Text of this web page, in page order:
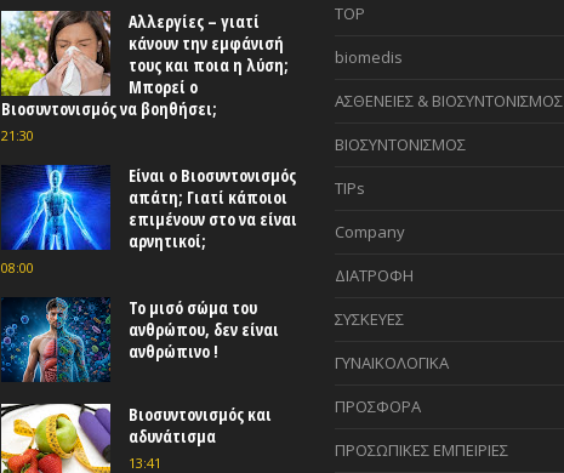
Αλλεργίες – γιατί
κάνουν την εμφάνισή
τους και ποια η λύση;
Μπορεί ο
Βιοσυντονισμός να βοηθήσει;
21:30
Είναι ο Βιοσυντονισμός
απάτη; Γιατί κάποιοι
επιμένουν στο να είναι
αρνητικοί;
08:00
Το μισό σώμα του
ανθρώπου, δεν είναι
ανθρώπινο !
Βιοσυντονισμός και
αδυνάτισμα
13:41
TOP
biomedis
ΑΣΘΕΝΕΙΕΣ & ΒΙΟΣΥΝΤΟΝΙΣΜΟΣ
ΒΙΟΣΥΝΤΟΝΙΣΜΟΣ
TIPs
Company
ΔΙΑΤΡΟΦΗ
ΣΥΣΚΕΥΕΣ
ΓΥΝΑΙΚΟΛΟΓΙΚΑ
ΠΡΟΣΦΟΡΑ
ΠΡΟΣΩΠΙΚΕΣ ΕΜΠΕΙΡΙΕΣ